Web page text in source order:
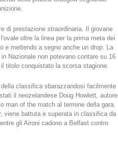
di prestazione straordinaria. Il giovane
oltre la linea per la prima meta dei
e mettendo a segno anche un drop. La
Nazionale non potevano contare su 16
titolo conquistato la scorsa stagione.
classifica sbarazzandosi facilmente
il neozelandese Doug Howlett, autore
man of the match al termine della gara.
viene battuta e superata in classifica da
gli Aironi cadono a Belfast contro